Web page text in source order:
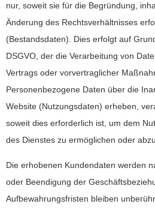
nur, soweit sie für die Begründung,
Änderung des Rechtsverhältnisses
(Bestandsdaten). Dies erfolgt auf
DSGVO, der die Verarbeitung von
Vertrags oder vorvertraglicher
Personenbezogene Daten über die
Website (Nutzungsdaten) erheben,
soweit dies erforderlich ist, um dem
des Dienstes zu ermöglichen oder
Die erhobenen Kundendaten werden
oder Beendigung der
Aufbewahrungsfristen bleiben